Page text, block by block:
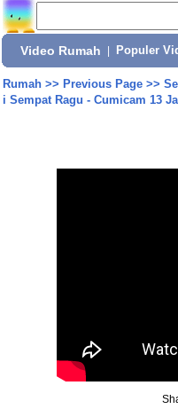
Video Rumah Populer
Rumah>> Previous Page>>
i Sempat Ragu - Cumicam 13